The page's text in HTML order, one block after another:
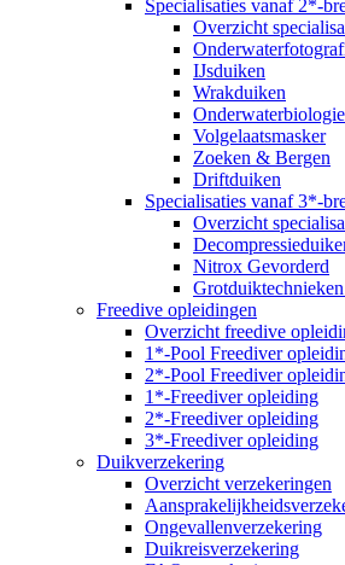
Specialisaties vanaf 2*-
Overzicht
IJsduiken
Wrakduiken
Volgelaatsmasker
Zoeken & Bergen
Driftduiken
Specialisaties vanaf 3*-
Overzicht
Nitrox Gevorderd
Freedive opleidingen
Overzicht freedive
1*-Pool Freediver
2*-Pool Freediver
1*-Freediver opleiding
2*-Freediver opleiding
3*-Freediver opleiding
Duikverzekering
Overzicht verzekeringen
Ongevallenverzekering
Duikreisverzekering